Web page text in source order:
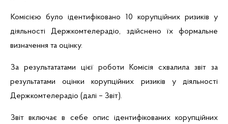
Комісією було ідентифіковано 10 корупційних ризиків у
діяльності Держкомтелерадіо, здійснено їх формальне
визначення та оцінку.
За результататами цієї роботи Комісія схвалила звіт за
результатами оцінки корупційних ризиків у діяльності
Держкомтелерадіо (далі – Звіт).
Звіт включає в себе опис ідентифікованих корупційних